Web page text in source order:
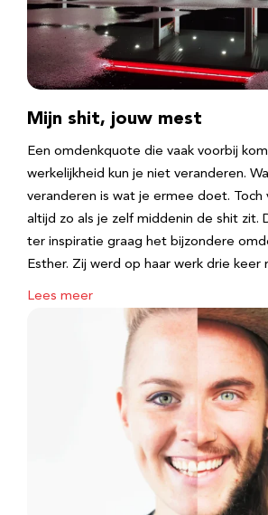
Mijn shit, jouw mest
Een omdenkquote die vaak voorbij
werkelijkheid kun je niet veranderen.
veranderen is wat je ermee doet.
altijd zo als je zelf middenin de shit zit.
ter inspiratie graag het bijzondere
Esther. Zij werd op haar werk drie
Lees meer